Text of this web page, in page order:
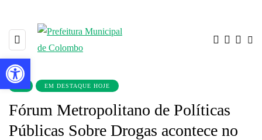
EM DESTAQUE HOJE
Fórum Metropolitano de Políticas
Públicas Sobre Drogas acontece no
Barra de Ferramentas Aberta